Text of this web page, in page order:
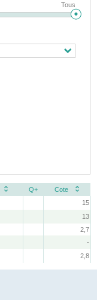
Tous
Q+
Cote
15
13
2,7
-
2,8